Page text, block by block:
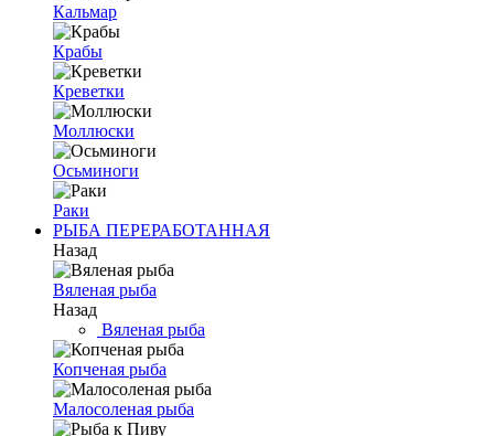
Кальмар
Крабы
Креветки
Моллюски
Осьминоги
Раки
РЫБА ПЕРЕРАБОТАННАЯ
Назад
Вяленая рыба
Назад
Вяленая рыба
Копченая рыба
Малосоленая рыба